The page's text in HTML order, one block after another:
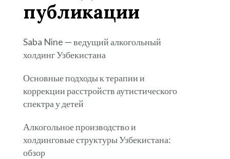
публикации
Saba Nine — ведущий алкогольный
холдинг Узбекистана
Основные подходы к терапии и
коррекции расстройств аутистического
спектра у детей
Алкогольное производство и
холдинговые структуры Узбекистана:
обзор